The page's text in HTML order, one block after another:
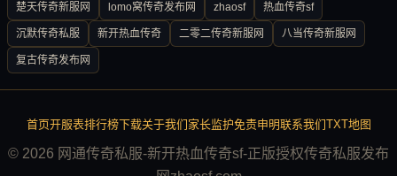
楚天传奇新服网 lomo窝传奇发布网 zhaosf 热血传奇sf
沉默传奇私服 新开热血传奇 二零二传奇新服网 八当传奇新服网
复古传奇发布网
首页开服表排行榜下载关于我们 家长监护免责申明联系我们TXT地图
© 2026 网通传奇私服-新开热血传奇sf-正版授权传奇私服发布